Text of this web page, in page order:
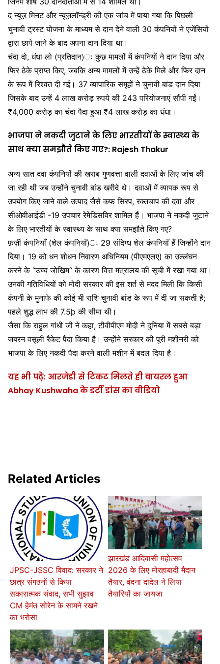
द न्यूज़ मिनट और न्यूज़लॉन्ड्री की एक जांच में पाया गया कि पिछली
चुनावी ट्रस्ट योजना के माध्यम से दान देने वाली 30 कंपनियों ने एजेंसियों
द्वारा छापे जाने के बाद अपना दान दिया था।
चंदा दो, धंधा लो (प्रतिदान)ः कुछ मामलों में कंपनियों ने दान दिया और
फिर ठेके प्राप्त किए, जबकि अन्य मामलों में उन्हें ठेके मिले और फिर दान
के रूप में रिश्वत दी गई। 37 व्यापारिक समूहों ने चुनावी बांड दान दिया
जिसके बाद उन्हें 4 लाख करोड़ रुपये की 243 परियोजनाएं सौंपी गईं।
₹4,000 करोड़ का चंदा पैदा हुआ ₹4 लाख करोड़ का धंधा।
भाजपा ने नकदी जुटाने के लिए भारतीयों के स्वास्थ्य के
साथ क्या समझौते किए गए?: Rajesh Thakur
अन्य सात दवा कंपनियों की खराब गुणवत्ता वाली दवाओं के लिए जांच की
जा रही थी जब उन्होंने चुनावी बांड खरीदे थे। दवाओं में व्यापक रूप से
उपयोग किए जाने वाले उत्पाद जैसे कफ सिरप, रक्तचाप की दवा और
सीओवीआईडी -19 उपचार रेमेडिसविर शामिल हैं। भाजपा ने नकदी जुटाने
के लिए भारतीयों के स्वास्थ्य के साथ क्या समझौते किए गए?
फ़र्ज़ी कंपनियाँ (शेल कंपनियाँ)ः 29 संदिग्ध शेल कंपनियाँ हैं जिन्होंने दान
दिया। 19 को धन शोधन निवारण अधिनियम (पीएमएलए) का उल्लंघन
करने के “उच्च जोखिम“ के कारण वित्त मंत्रालय की सूची में रखा गया था।
उनकी गतिविधियों को मोदी सरकार की इस शर्त से मदद मिली कि किसी
कंपनी के मुनाफे की कोई भी राशि चुनावी बांड के रूप में दी जा सकती है;
पहले शुद्ध लाभ की 7.5þ की सीमा थी।
जैसा कि राहुल गांधी जी ने कहा, टीवीपीएम मोदी ने दुनिया में सबसे बड़ा
जबरन वसूली रैकेट पैदा किया है। उन्होंने सरकार की पूरी मशीनरी को
भाजपा के लिए नकदी पैदा करने वाली मशीन में बदल दिया है।
यह भी पढ़े: आरजेडी से टिकट मिलते ही वायरल हुआ
Abhay Kushwaha के डर्टी डांस का वीडियो
Related Articles
JPSC-JSSC विवाद: सरकार ने
छात्र संगठनों से किया
सकारात्मक संवाद, सभी सुझाव
CM हेमंत सोरेन के सामने रखने
का भरोसा
झारखंड आदिवासी महोत्सव
2026 के लिए मोरहाबादी मैदान
तैयार, वंदना दादेल ने लिया
तैयारियों का जायजा